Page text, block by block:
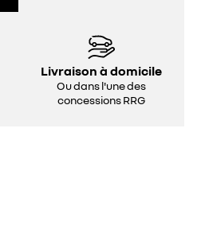
Livraison à domicile
Ou dans l'une des
concessions RRG